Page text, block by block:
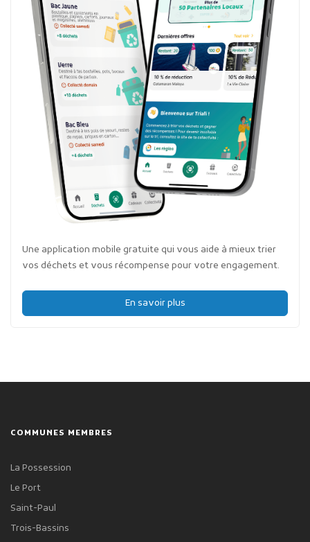
Une application mobile gratuite qui vous aide à mieux trier
vos déchets et vous récompense pour votre engagement.
En savoir plus
COMMUNES MEMBRES
La Possession
Le Port
Saint-Paul
Trois-Bassins